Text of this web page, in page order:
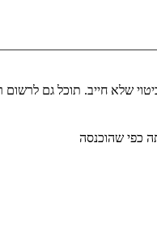
שלא חייב. תוכל גם לרשום
כפי שהוכנסה